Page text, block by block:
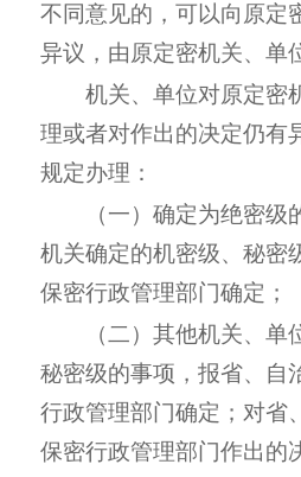
不同意见的，可以向原定
异议，由原定密机关、单
机关、单位对原定密
理或者对作出的决定仍有
规定办理：
（一）确定为绝密
机关确定的机密级、秘密
保密行政管理部门确定；
（二）其他机关、单
秘密级的事项，报省、自
行政管理部门确定；对省
保密行政管理部门作出的